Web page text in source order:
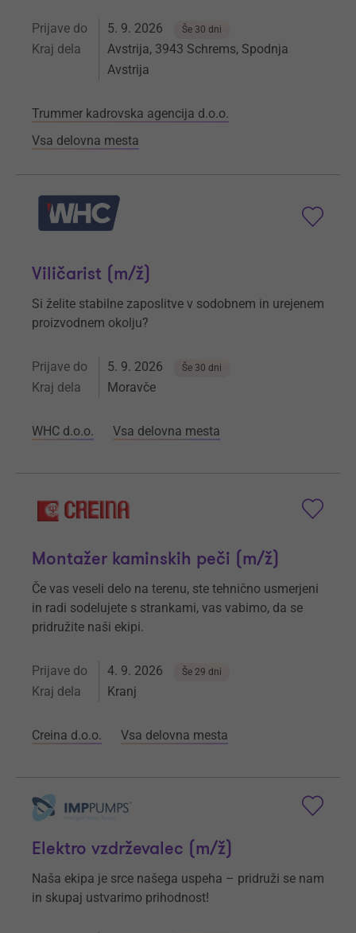
Prijave do 5. 9. 2026 Še 30 dni
Kraj dela
Avstrija, 3943 Schrems, Spodnja
Avstrija
Trummer kadrovska agencija d.o.o.
Vsa delovna mesta
Viličarist (m/ž)
Si želite stabilne zaposlitve v sodobnem in urejenem
proizvodnem okolju?
Prijave do 5. 9. 2026 Še 30 dni
Kraj dela Moravče
WHC d.o.o. Vsa delovna mesta
Montažer kaminskih peči (m/ž)
Če vas veseli delo na terenu, ste tehnično usmerjeni
in radi sodelujete s strankami, vas vabimo, da se
pridružite naši ekipi.
Prijave do 4. 9. 2026 Še 29 dni
Kraj dela Kranj
Creina d.o.o. Vsa delovna mesta
Elektro vzdrževalec (m/ž)
Naša ekipa je srce našega uspeha – pridruži se nam
in skupaj ustvarimo prihodnost!